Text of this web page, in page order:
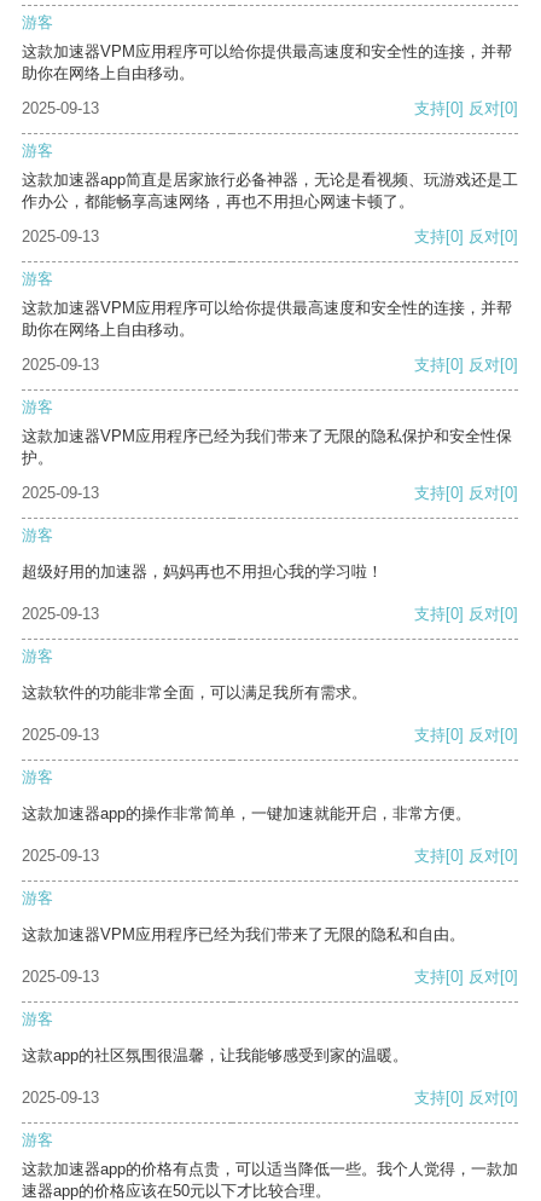
游客
这款加速器VPM应用程序可以给你提供最高速度和安全性的连接，并帮
助你在网络上自由移动。
2025-09-13
支持[0] 反对[0]
游客
这款加速器app简直是居家旅行必备神器，无论是看视频、玩游戏还是工
作办公，都能畅享高速网络，再也不用担心网速卡顿了。
2025-09-13
支持[0] 反对[0]
游客
这款加速器VPM应用程序可以给你提供最高速度和安全性的连接，并帮
助你在网络上自由移动。
2025-09-13
支持[0] 反对[0]
游客
这款加速器VPM应用程序已经为我们带来了无限的隐私保护和安全性保
护。
2025-09-13
支持[0] 反对[0]
游客
超级好用的加速器，妈妈再也不用担心我的学习啦！
2025-09-13 支持[0] 反对[0]
游客
这款软件的功能非常全面，可以满足我所有需求。
2025-09-13 支持[0] 反对[0]
游客
这款加速器app的操作非常简单，一键加速就能开启，非常方便。
2025-09-13 支持[0] 反对[0]
游客
这款加速器VPM应用程序已经为我们带来了无限的隐私和自由。
2025-09-13 支持[0] 反对[0]
游客
这款app的社区氛围很温馨，让我能够感受到家的温暖。
2025-09-13 支持[0] 反对[0]
游客
这款加速器app的价格有点贵，可以适当降低一些。我个人觉得，一款加
速器app的价格应该在50元以下才比较合理。